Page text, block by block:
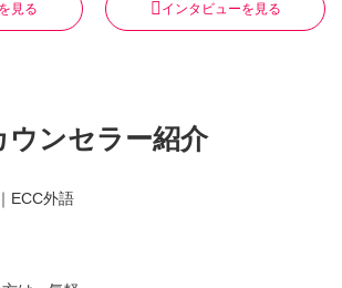
見る インタビューを見る
ウンセラー紹介